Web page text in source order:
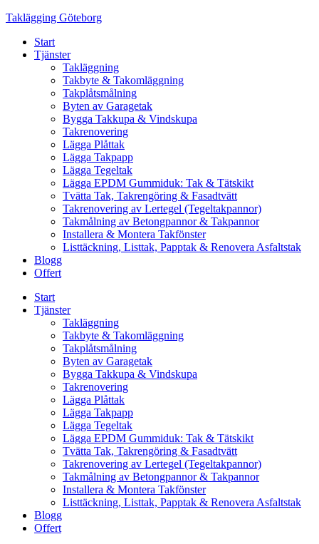
Skip
content
Taklägging Göteborg
Start
Tjänster
Takläggning
Takbyte & Takomläggning
Takplåtsmålning
Byten av Garagetak
Bygga Takkupa & Vindskupa
Takrenovering
Lägga Plåttak
Lägga Takpapp
Lägga Tegeltak
Lägga EPDM Gummiduk: Tak & Tätskikt
Tvätta Tak, Takrengöring & Fasadtvätt
Takrenovering av Lertegel (Tegeltakpannor)
Takmålning av Betongpannor & Takpannor
Installera & Montera Takfönster
Listtäckning, Listtak, Papptak & Renovera Asfaltstak
Blogg
Offert
Start
Tjänster
Takläggning
Takbyte & Takomläggning
Takplåtsmålning
Byten av Garagetak
Bygga Takkupa & Vindskupa
Takrenovering
Lägga Plåttak
Lägga Takpapp
Lägga Tegeltak
Lägga EPDM Gummiduk: Tak & Tätskikt
Tvätta Tak, Takrengöring & Fasadtvätt
Takrenovering av Lertegel (Tegeltakpannor)
Takmålning av Betongpannor & Takpannor
Installera & Montera Takfönster
Listtäckning, Listtak, Papptak & Renovera Asfaltstak
Blogg
Offert